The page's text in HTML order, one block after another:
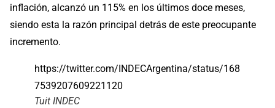
inflación, alcanzó un 115% en los últimos doce meses,
siendo esta la razón principal detrás de este preocupante
incremento.
https://twitter.com/INDECArgentina/status/168
7539207609221120
Tuit INDEC